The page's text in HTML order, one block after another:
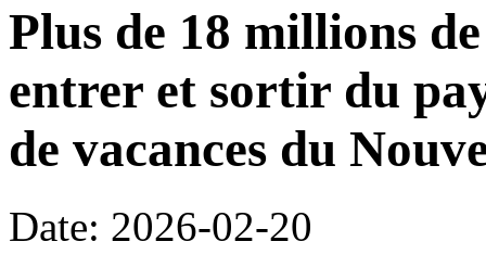
Plus de 18 millions
entrer et sortir du
de vacances du
Date: 2026-02-20